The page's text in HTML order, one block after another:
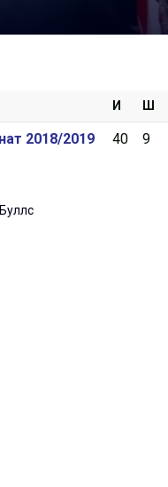
Карелия
МАХ
И Ш
2018/2019 40 9